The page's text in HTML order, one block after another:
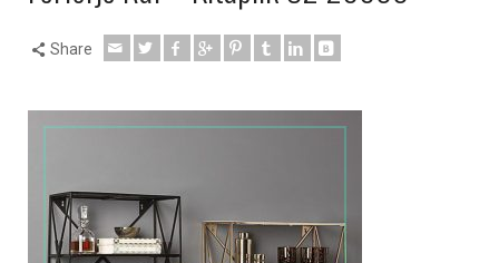
Share